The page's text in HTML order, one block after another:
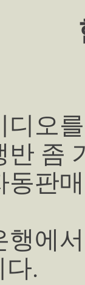
디오
반 좀
동판
행에
.